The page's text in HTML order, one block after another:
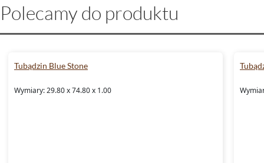
Polecamy do produktu
Tubądzin Blue Stone
Wymiary: 29.80 x 74.80 x 1.00